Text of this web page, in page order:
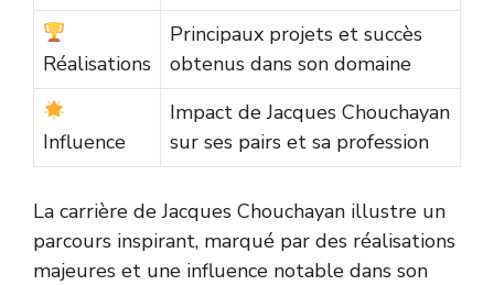
Réalisations
Principaux projets et succès
obtenus dans son domaine
Influence
Impact de Jacques Chouchayan
sur ses pairs et sa profession
La carrière de Jacques Chouchayan illustre un
parcours inspirant, marqué par des réalisations
majeures et une influence notable dans son